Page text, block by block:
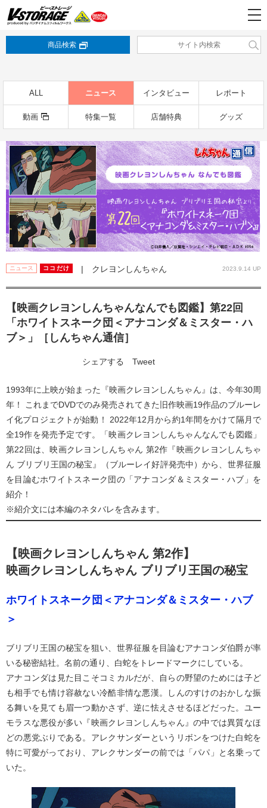
商品検索
ALL ニュース インタビュー レポート
動画 特集一覧 店舗特典 グッズ
ニュース ココだけ | クレヨンしんちゃん 2023.9.14 UP
【映画クレヨンしんちゃんなんでも図鑑】第22回
「ホワイトスネーク団＜アナコンダ＆ミスター・ハ
ブ＞」［しんちゃん通信］
シェアする Tweet
1993年に上映が始まった『映画クレヨンしんちゃん』は、今年30周
年！ これまでDVDでのみ発売されてきた旧作映画19作品のブルーレ
イ化プロジェクトが始動！ 2022年12月から約1年間をかけて隔月で
全19作を発売予定です。「映画クレヨンしんちゃんなんでも図鑑」
第22回は、映画クレヨンしんちゃん 第2作『映画クレヨンしんちゃ
ん ブリブリ王国の秘宝』（ブルーレイ好評発売中）から、世界征服
を目論むホワイトスネーク団の「アナコンダ＆ミスター・ハブ」を
紹介！
※紹介文には本編のネタバレを含みます。
【映画クレヨンしんちゃん 第2作】
映画クレヨンしんちゃん ブリブリ王国の秘宝
ホワイトスネーク団＜アナコンダ＆ミスター・ハブ
＞
ブリブリ王国の秘宝を狙い、世界征服を目論むアナコンダ伯爵が率
いる秘密結社。名前の通り、白蛇をトレードマークにしている。
アナコンダは見た目こそコミカルだが、自らの野望のためには子ど
も相手でも情け容赦ない冷酷非情な悪漢。しんのすけのおかしな振
る舞いを見ても眉一つ動かさず、逆に怯えさせるほどだった。ユー
モラスな悪役が多い『映画クレヨンしんちゃん』の中では異質なほ
どの悪党ぶりである。アレクサンダーというリボンをつけた白蛇を
特に可愛がっており、アレクサンダーの前では「パパ」と名乗って
いた。